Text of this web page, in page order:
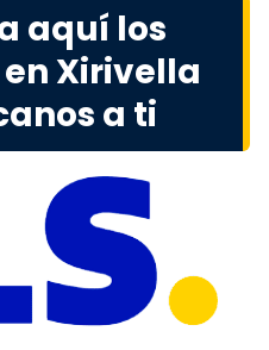
aquí los
en Xirivella
a ti